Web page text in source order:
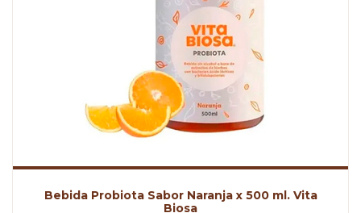
Bebida Probiota Sabor Naranja x 500 ml. Vita
Biosa